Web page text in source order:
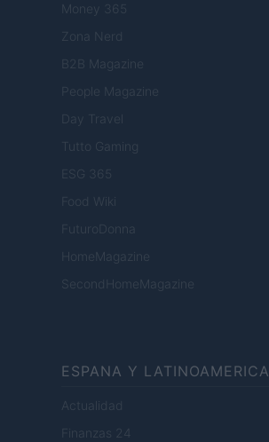
Money 365
Zona Nerd
B2B Magazine
People Magazine
Day Travel
Tutto Gaming
ESG 365
Food Wiki
FuturoDonna
HomeMagazine
SecondHomeMagazine
ESPANA Y LATINOAMERICA
Actualidad
Finanzas 24